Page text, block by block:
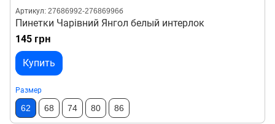
Артикул: 27686992-27686996б
Пинетки Чарівний Янгол белый интерлок
145 грн
Купить
Размер
62 68 74 80 86